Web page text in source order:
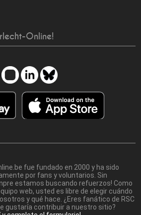
Online!
fue fundado en 2000 y ha sido
por fans y voluntarios. Sin
estamos buscando refuerzos! Como
web, usted es libre de elegir cuándo
y qué hace. ¿Eres fanático de RSC
gustaría contribuir a nuestro sitio?